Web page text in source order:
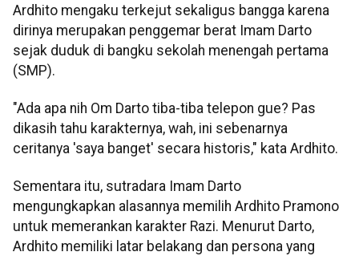
Ardhito mengaku terkejut sekaligus bangga karena
dirinya merupakan penggemar berat Imam Darto
sejak duduk di bangku sekolah menengah pertama
(SMP).
"Ada apa nih Om Darto tiba-tiba telepon gue? Pas
dikasih tahu karakternya, wah, ini sebenarnya
ceritanya 'saya banget' secara historis," kata Ardhito.
Sementara itu, sutradara Imam Darto
mengungkapkan alasannya memilih Ardhito Pramono
untuk memerankan karakter Razi. Menurut Darto,
Ardhito memiliki latar belakang dan persona yang